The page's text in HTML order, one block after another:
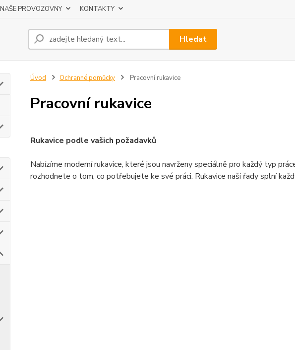
NAŠE PROVOZOVNY KONTAKTY
Hledat
Úvod Ochranné pomůcky Pracovní rukavice
Pracovní rukavice
Rukavice podle vašich požadavků
Nabízíme moderní rukavice, které jsou navrženy speciálně pro každý typ
rozhodnete o tom, co potřebujete ke své práci. Rukavice naší řady splní